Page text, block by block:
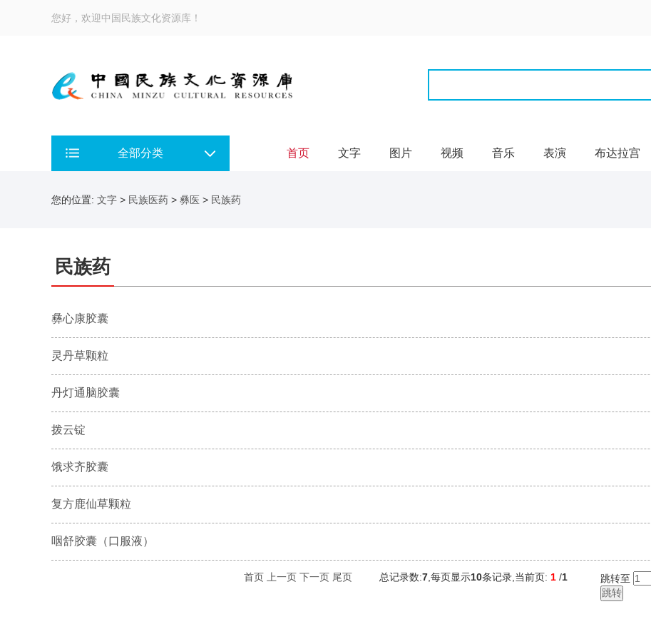
您好，欢迎中国民族文化资源库！
全部分类 首页 文字 图片 视频 音乐 表演 布达拉宫
您的位置: 文字 > 民族医药 > 彝医 > 民族药
民族药
彝心康胶囊
灵丹草颗粒
丹灯通脑胶囊
拨云锭
饿求齐胶囊
复方鹿仙草颗粒
咽舒胶囊（口服液）
首页 上一页 下一页 尾页 总记录数:7 ,每页显示10条记录,当前页: 1 /1 跳转至